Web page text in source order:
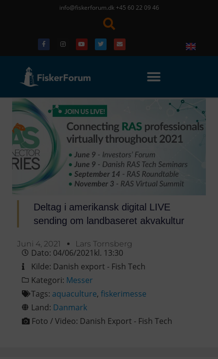
info@fiskerforum.dk +45 60 22 09 46
Deltag i amerikansk digital LIVE
sending om landbaseret akvakultur
Juni 4, 2021 Lars Tornsberg
Dato: 04/06/2021kl. 13:30
Kilde: Danish export - Fish Tech
Kategori: Messer
Tags: aquaculture, fiskerimesse
Land: Danmark
Foto / Video: Danish Export - Fish Tech